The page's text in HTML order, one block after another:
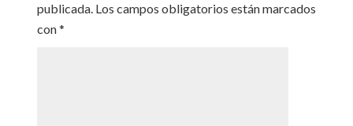
publicada. Los campos obligatorios están marcados
con*